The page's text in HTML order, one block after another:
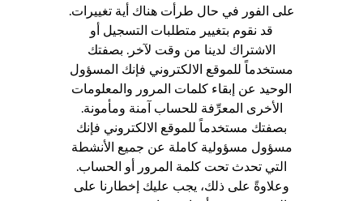
على الفور في حال طرأت هناك أية تغييرات.
قد نقوم بتغيير متطلبات التسجيل أو
الاشتراك لدينا من وقت لآخر. بصفتك
مستخدماً للموقع الالكتروني فإنك المسؤول
الوحيد عن إبقاء كلمات المرور والمعلومات
الأخرى المعرِّفة للحساب آمنة ومأمونة.
بصفتك مستخدماً للموقع الالكتروني فإنك
مسؤول مسؤولية كاملة عن جميع الأنشطة
التي تحدث تحت كلمة المرور أو الحساب.
وعلاوةً على ذلك، يجب عليك إخطارنا على